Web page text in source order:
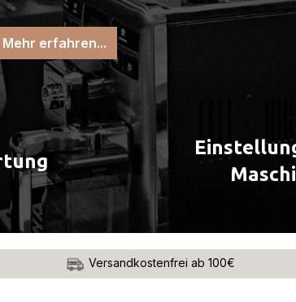
Mehr erfahren...
Versandkostenfrei ab 100€